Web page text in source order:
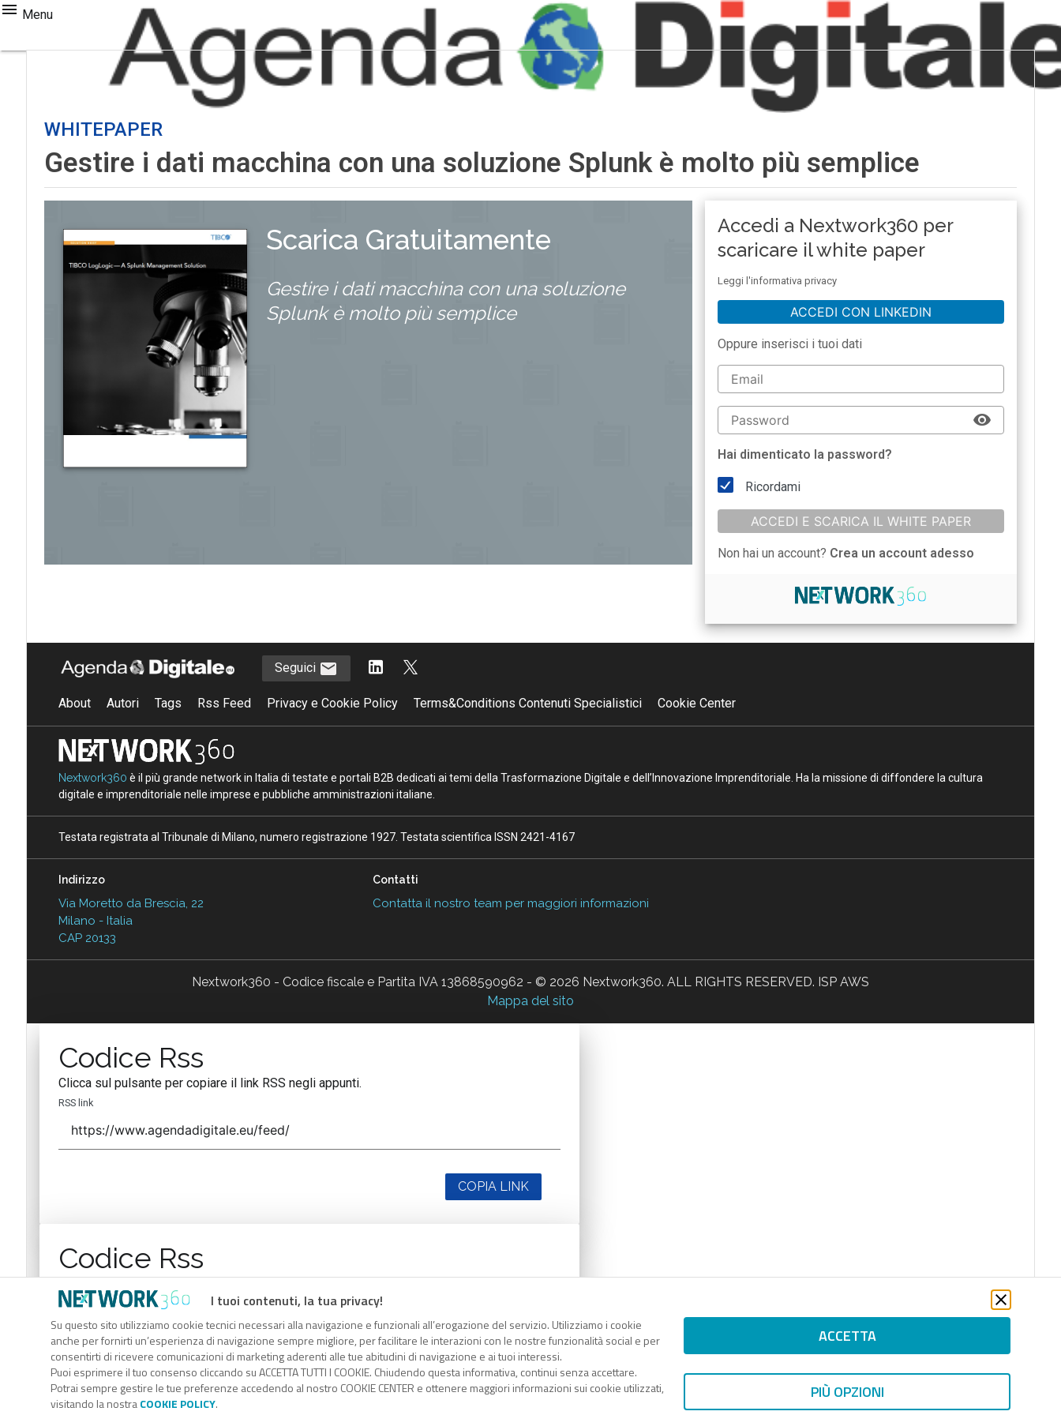
Menu
WHITEPAPER
Gestire i dati macchina con una soluzione Splunk è molto più semplice
Scarica Gratuitamente
Gestire i dati macchina con una soluzione
Splunk è molto più semplice
Accedi a Nextwork360 per
scaricare il white paper
Leggi l'informativa privacy
ACCEDI CON LINKEDIN
Oppure inserisci i tuoi dati
Hai dimenticato la password?
Ricordami
ACCEDI E SCARICA IL WHITE PAPER
Non hai un account? Crea un account adesso
I tuoi contenuti, la tua privacy!
Su questo sito utilizziamo cookie tecnici necessari alla navigazione e funzionali all’erogazione del servizio. Utilizziamo i cookie
anche per fornirti un’esperienza di navigazione sempre migliore, per facilitare le interazioni con le nostre funzionalità social e per
consentirti di ricevere comunicazioni di marketing aderenti alle tue abitudini di navigazione e ai tuoi interessi.
Puoi esprimere il tuo consenso cliccando su ACCETTA TUTTI I COOKIE. Chiudendo questa informativa, continui senza accettare.
Potrai sempre gestire le tue preferenze accedendo al nostro COOKIE CENTER e ottenere maggiori informazioni sui cookie utilizzati,
visitando la nostraCOOKIE POLICY.
ACCETTA
PIÙ OPZIONI
Seguici
About Autori Tags Rss Feed Privacy e Cookie Policy Terms&Conditions Contenuti Specialistici Cookie Center
Nextwork360 è il più grande network in Italia di testate e portali B2B dedicati ai temi della Trasformazione Digitale e dell’Innovazione Imprenditoriale. Ha la missione di diffondere la cultura
digitale e imprenditoriale nelle imprese e pubbliche amministrazioni italiane.
Testata registrata al Tribunale di Milano, numero registrazione 1927. Testata scientifica ISSN 2421-4167
Indirizzo
Via Moretto da Brescia, 22
Milano - Italia
CAP 20133
Contatti
Contatta il nostro team per maggiori informazioni
Nextwork360 - Codice fiscale e Partita IVA 13868590962 - © 2026 Nextwork360. ALL RIGHTS RESERVED. ISP AWS
Mappa del sito
Codice Rss
Clicca sul pulsante per copiare il link RSS negli appunti.
RSS link
COPIA LINK
Codice Rss
RSS link
COPIA LINK